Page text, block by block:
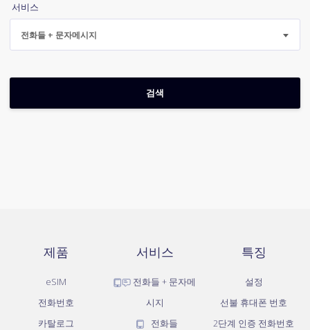
서비스
전화들 + 문자메시지
제품
eSIM
전화번호
카탈로그
서비스
전화들 + 문자메
시지
전화들
특징
설정
선불 휴대폰 번호
2단계 인증 전화번호